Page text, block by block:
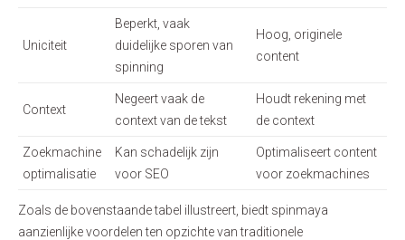
Uniciteit
Beperkt, vaak
duidelijke sporen van
spinning
Hoog, originele
content
Context
Negeert vaak de
context van de tekst
Houdt rekening met
de context
Zoekmachine
optimalisatie
Kan schadelijk zijn
voor SEO
Optimaliseert content
voor zoekmachines
Zoals de bovenstaande tabel illustreert, biedt spinmaya
aanzienlijke voordelen ten opzichte van traditionele